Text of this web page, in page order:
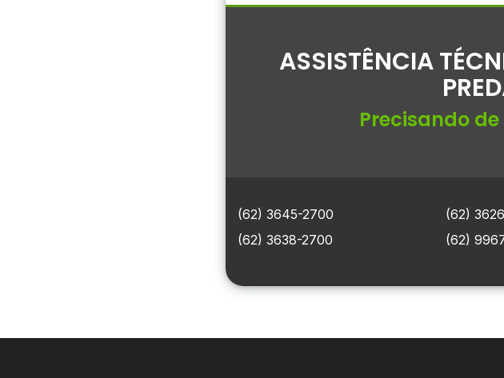
ASSISTÊNCIA
Precisando
(62) 3645-2700
(62) 3638-2700
(62)
(62)